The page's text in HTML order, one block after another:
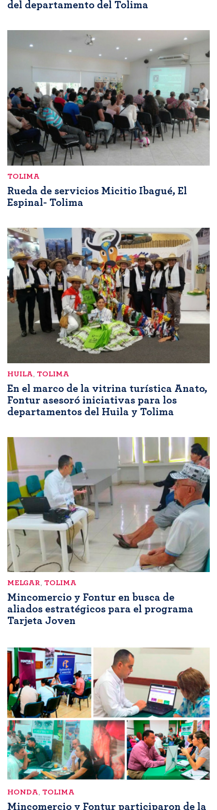
del departamento del Tolima
TOLIMA
Rueda de servicios Micitio Ibagué, El
Espinal- Tolima
HUILA TOLIMA
En el marco de la vitrina turística Anato,
Fontur asesoró iniciativas para los
departamentos del Huila y Tolima
MELGAR, TOLIMA
Mincomercio y Fontur en busca de
aliados estratégicos para el programa
Tarjeta Joven
HONDA TOLIMA
Mincomercio y Fontur participaron de la